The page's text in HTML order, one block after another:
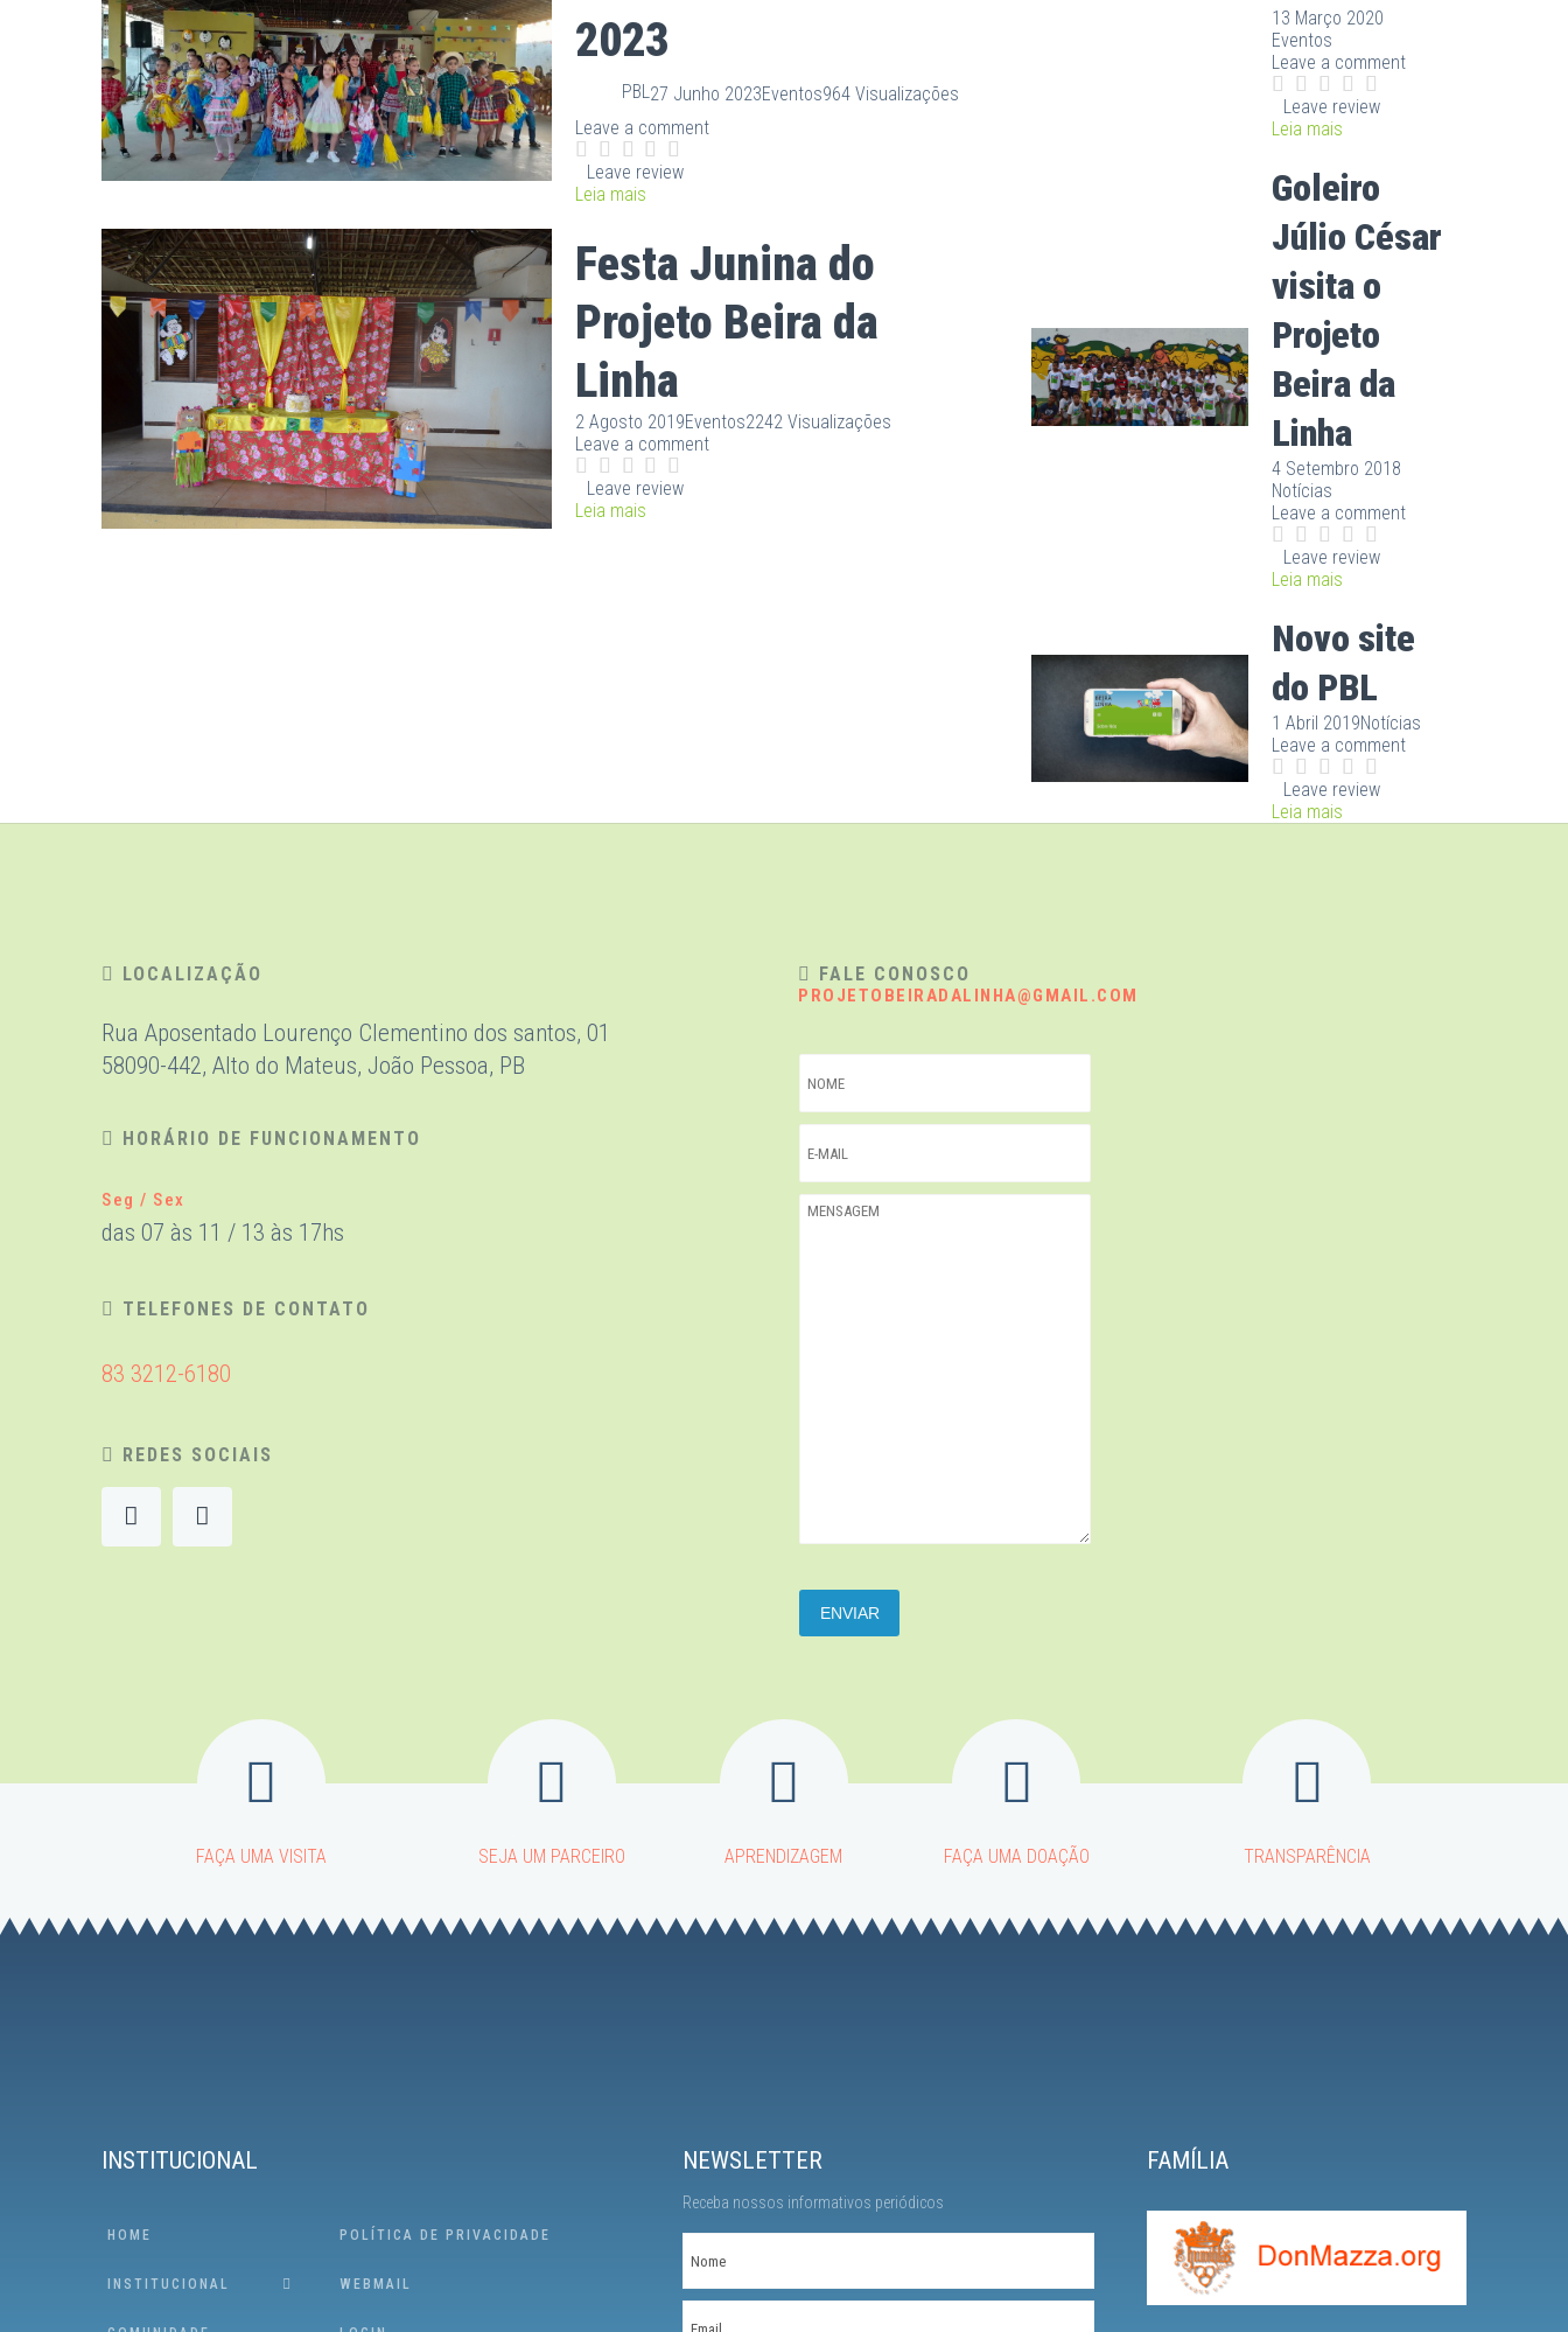
2023
PBL27 Junho 2023Eventos964 Visualizações
Leave a comment
Leave review
Leia mais
Festa Junina do
Projeto Beira da
Linha
2 Agosto 2019Eventos2242 Visualizações
Leave a comment
Leave review
Leia mais
13 Março 2020
Eventos
Leave a comment
Leave review
Leia mais
Goleiro
Júlio César
visita o
Projeto
Beira da
Linha
4 Setembro 2018
Notícias
Leave a comment
Leave review
Leia mais
Novo site
do PBL
1 Abril 2019Notícias
Leave a comment
Leave review
Leia mais
LOCALIZAÇÃO
Rua Aposentado Lourenço Clementino dos santos, 01
58090-442, Alto do Mateus, João Pessoa, PB
HORÁRIO DE FUNCIONAMENTO
Seg / Sex
das 07 às 11 / 13 às 17hs
TELEFONES DE CONTATO
83 3212-6180
REDES SOCIAIS
FALE CONOSCO
PROJETOBEIRADALINHA@GMAIL.COM
FAÇA UMA VISITA SEJA UM PARCEIRO APRENDIZAGEM FAÇA UMA DOAÇÃO TRANSPARÊNCIA
INSTITUCIONAL
HOME
INSTITUCIONAL
POLÍTICA DE PRIVACIDADE
WEBMAIL
NEWSLETTER
Receba nossos informativos periódicos
FAMÍLIA